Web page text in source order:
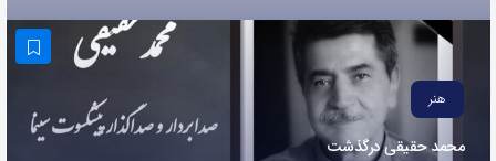
این
صفحه
دوستان
هنر
محمد حقیقی درگذشت